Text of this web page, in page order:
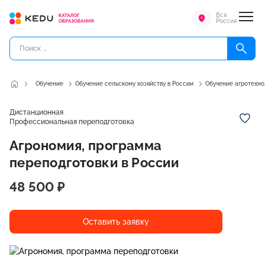
Вся
Россия
Обучение Обучение сельскому хозяйству в России Обучение
Дистанционная
Профессиональная переподготовка
Агрономия, программа
переподготовки в России
48 500 ₽
Оставить заявку